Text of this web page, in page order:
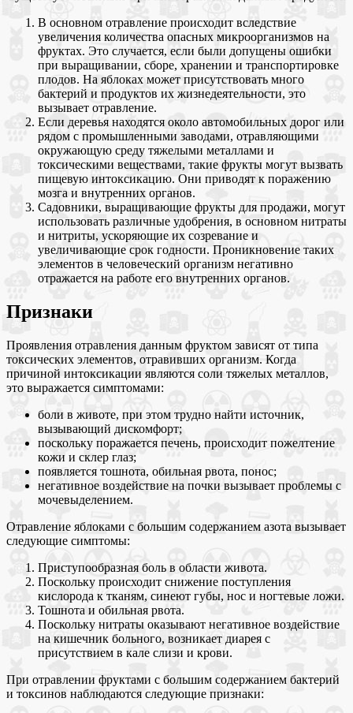
В основном отравление происходит вследствие
увеличения количества опасных микроорганизмов на
фруктах. Это случается, если были допущены ошибки
при выращивании, сборе, хранении и транспортировке
плодов. На яблоках может присутствовать много
бактерий и продуктов их жизнедеятельности, это
вызывает отравление.
Если деревья находятся около автомобильных дорог или
рядом с промышленными заводами, отравляющими
окружающую среду тяжелыми металлами и
токсическими веществами, такие фрукты могут вызвать
пищевую интоксикацию. Они приводят к поражению
мозга и внутренних органов.
Садовники, выращивающие фрукты для продажи, могут
использовать различные удобрения, в основном нитраты
и нитриты, ускоряющие их созревание и
увеличивающие срок годности. Проникновение таких
элементов в человеческий организм негативно
отражается на работе его внутренних органов.
Признаки
Проявления отравления данным фруктом зависят от типа
токсических элементов, отравивших организм. Когда
причиной интоксикации являются соли тяжелых металлов,
это выражается симптомами:
боли в животе, при этом трудно найти источник,
вызывающий дискомфорт;
поскольку поражается печень, происходит пожелтение
кожи и склер глаз;
появляется тошнота, обильная рвота, понос;
негативное воздействие на почки вызывает проблемы с
мочевыделением.
Отравление яблоками с большим содержанием азота вызывает
следующие симптомы:
Приступообразная боль в области живота.
Поскольку происходит снижение поступления
кислорода к тканям, синеют губы, нос и ногтевые ложи.
Тошнота и обильная рвота.
Поскольку нитраты оказывают негативное воздействие
на кишечник больного, возникает диарея с
присутствием в кале слизи и крови.
При отравлении фруктами с большим содержанием бактерий
и токсинов наблюдаются следующие признаки: